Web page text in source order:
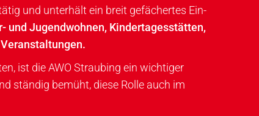
und unterhält ein breit gefächertes Ein­
und Jugend­wohnen, Kinder­tages­stätten,
ist die AWO Strau­bing ein wich­tiger
ständig bemüht, diese Rolle auch im